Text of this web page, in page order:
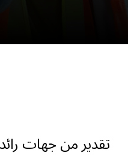
تقدير من جهات